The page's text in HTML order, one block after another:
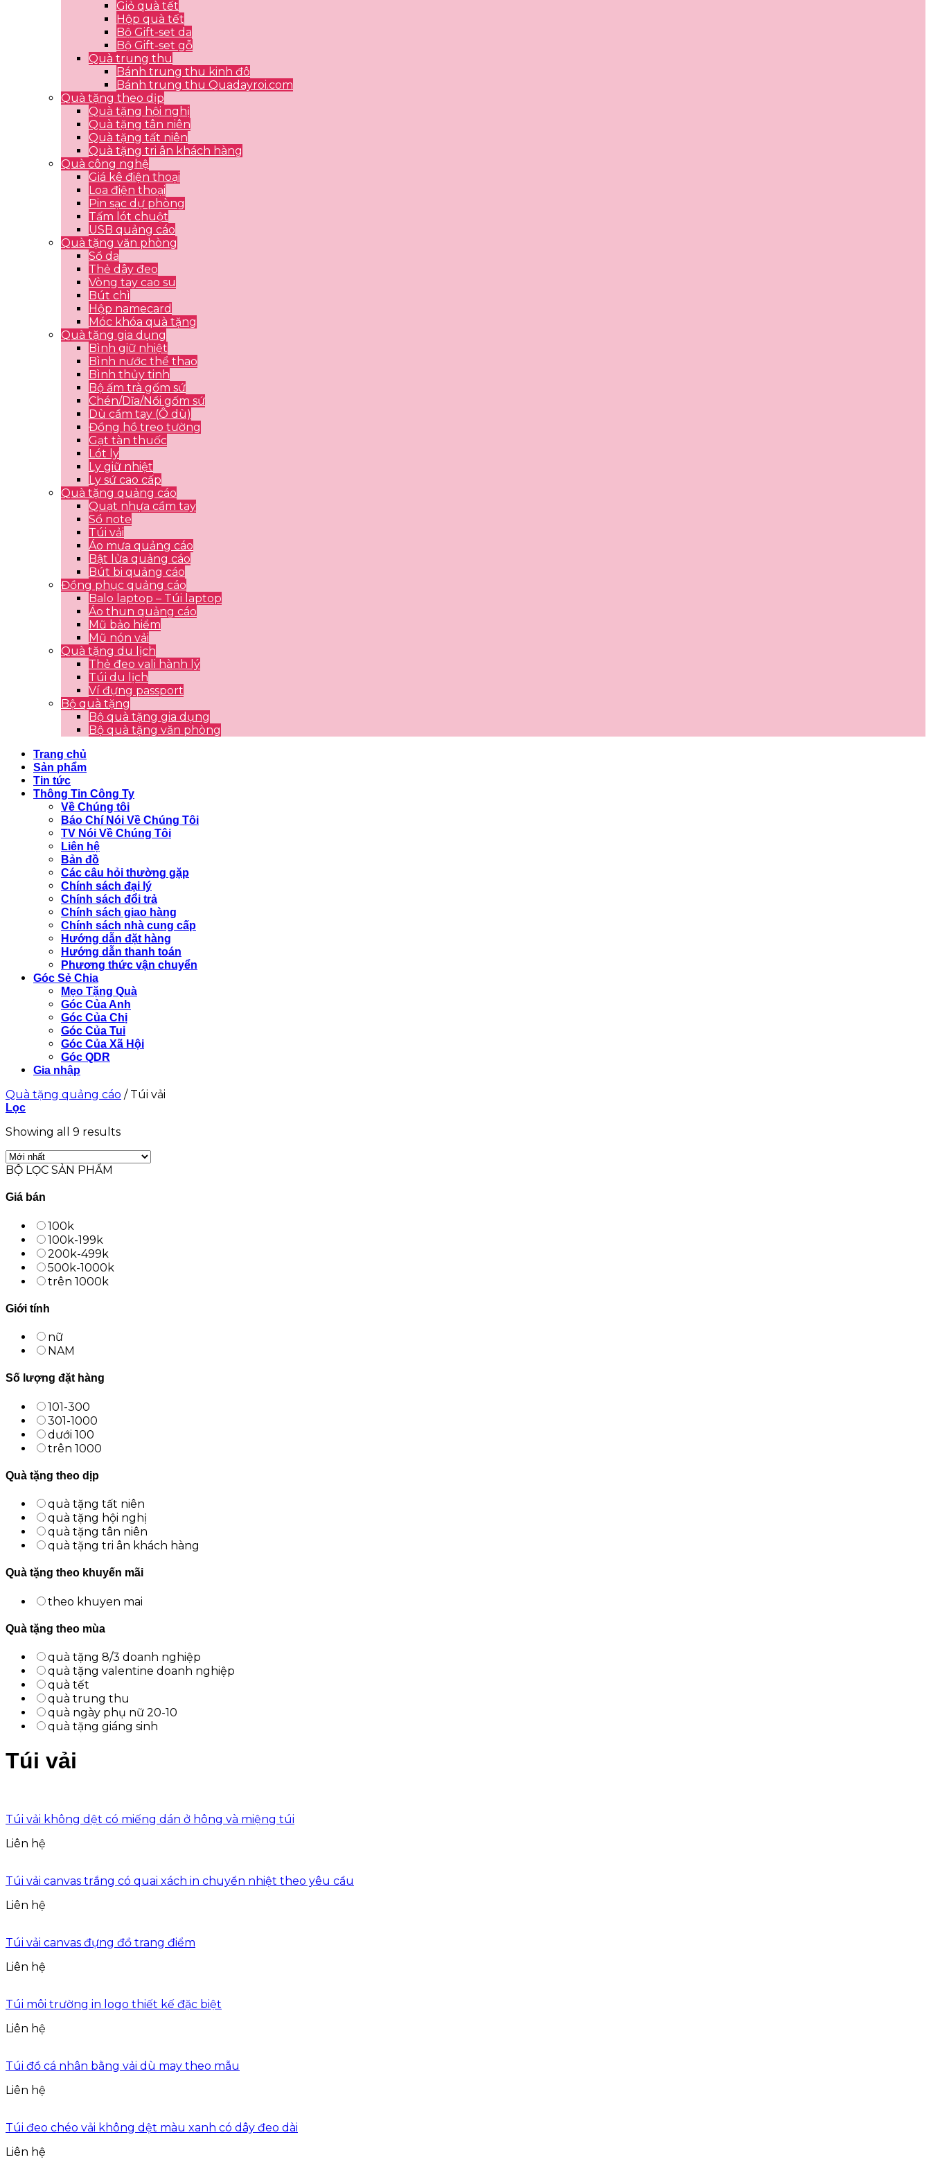
Giỏ quà tết
Hộp quà tết
Bộ Gift-set da
Bộ Gift-set gỗ
Quà trung thu
Bánh trung thu kinh đô
Bánh trung thu Quadayroi.com
Quà tặng theo dịp
Quà tặng hội nghị
Quà tặng tân niên
Quà tặng tất niên
Quà tặng tri ân khách hàng
Quà công nghệ
Giá kê điện thoại
Loa điện thoại
Pin sạc dự phòng
Tấm lót chuột
USB quảng cáo
Quà tặng văn phòng
Sổ da
Thẻ dây đeo
Vòng tay cao su
Bút chì
Hộp namecard
Móc khóa quà tặng
Quà tặng gia dụng
Bình giữ nhiệt
Bình nước thể thao
Bình thủy tinh
Bộ ấm trà gốm sứ
Chén/Dĩa/Nồi gốm sứ
Dù cầm tay (Ô dù)
Đồng hồ treo tường
Gạt tàn thuốc
Lót ly
Ly giữ nhiệt
Ly sứ cao cấp
Quà tặng quảng cáo
Quạt nhựa cầm tay
Sổ note
Túi vải
Áo mưa quảng cáo
Bật lửa quảng cáo
Bút bi quảng cáo
Đồng phục quảng cáo
Balo laptop – Túi laptop
Áo thun quảng cáo
Mũ bảo hiểm
Mũ nón vải
Quà tặng du lịch
Thẻ đeo vali hành lý
Túi du lịch
Ví đựng passport
Bộ quà tặng
Bộ quà tặng gia dụng
Bộ quà tặng văn phòng
Trang chủ
Sản phẩm
Tin tức
Thông Tin Công Ty
Về Chúng tôi
Báo Chí Nói Về Chúng Tôi
TV Nói Về Chúng Tôi
Liên hệ
Bản đồ
Các câu hỏi thường gặp
Chính sách đại lý
Chính sách đổi trả
Chính sách giao hàng
Chính sách nhà cung cấp
Hướng dẫn đặt hàng
Hướng dẫn thanh toán
Phương thức vận chuyển
Góc Sẻ Chia
Mẹo Tặng Quà
Góc Của Anh
Góc Của Chị
Góc Của Tui
Góc Của Xã Hội
Góc QDR
Gia nhập
Quà tặng quảng cáo /Túi vải
Lọc
Showing all 9 results
BỘ LỌC SẢN PHẨM
Giá bán
100k
100k-199k
200k-499k
500k-1000k
trên 1000k
Giới tính
nữ
NAM
Số lượng đặt hàng
101-300
301-1000
dưới 100
trên 1000
Quà tặng theo dịp
quà tặng tất niên
quà tặng hội nghị
quà tặng tân niên
quà tặng tri ân khách hàng
Quà tặng theo khuyến mãi
theo khuyen mai
Quà tặng theo mùa
quà tặng 8/3 doanh nghiệp
quà tặng valentine doanh nghiệp
quà tết
quà trung thu
quà ngày phụ nữ 20-10
quà tặng giáng sinh
Túi vải
Túi vải không dệt có miếng dán ở hông và miệng túi
Liên hệ
Túi vải canvas trắng có quai xách in chuyển nhiệt theo yêu cầu
Liên hệ
Túi vải canvas đựng đồ trang điểm
Liên hệ
Túi môi trường in logo thiết kế đặc biệt
Liên hệ
Túi đồ cá nhân bằng vải dù may theo mẫu
Liên hệ
Túi đeo chéo vải không dệt màu xanh có dây đeo dài
Liên hệ